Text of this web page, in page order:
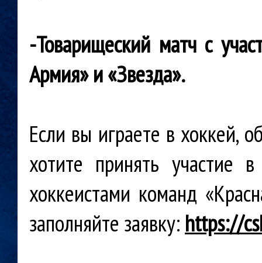
-Товарищеский матч с
Армия» и «Звезда».
Если вы играете в хоккей,
хотите принять участие
хоккеистами команд
заполняйте заявку: https://